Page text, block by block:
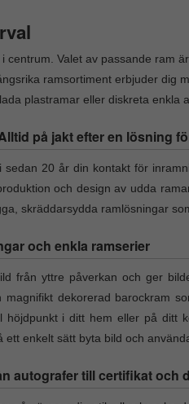
centrum. Valet av passande ram
ramsortiment erbjuder dig
plastramar eller diskreta enkla
på jakt efter en lösning
20 år din kontakt för
och design av udda
skräddarsydda ramlösningar
och enkla ramserier
från yttre påverkan och ger
magnifikt dekorerad barockram
i ditt hem eller på ditt
enkelt sätt byta bild och
autografer till certifikat och